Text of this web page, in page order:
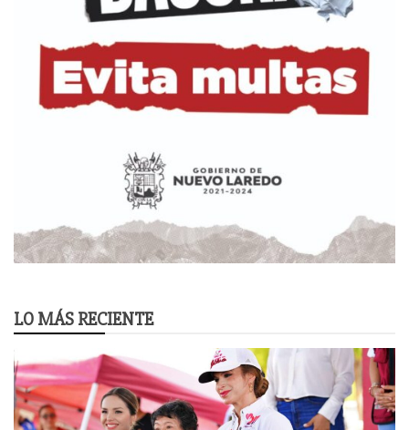
LO MÁS RECIENTE